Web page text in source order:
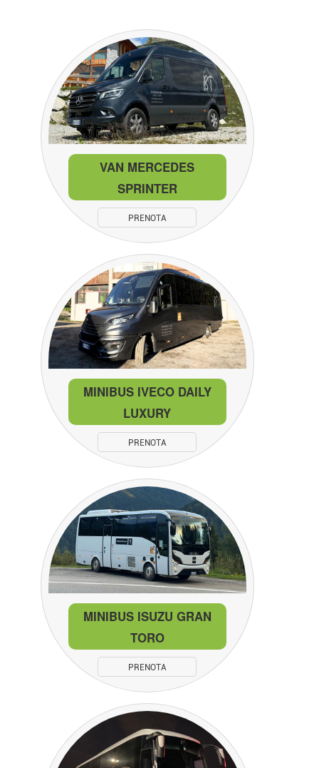
VAN MERCEDES
SPRINTER
PRENOTA
MINIBUS IVECO DAILY
LUXURY
PRENOTA
MINIBUS ISUZU GRAN
TORO
PRENOTA